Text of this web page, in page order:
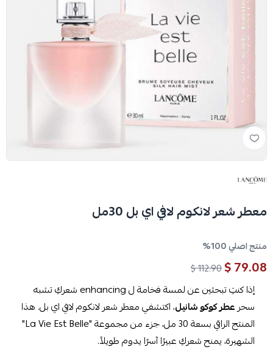
معطر شعر لانكوم لافي اي بل 30مل
منتج اصلي 100%
79.08 $
112.90 $
إذا كنتِ تبحثين عن لمسة فخامة ل enhancing شعركِ تشبه
سحرعطر كوكو شانيل، اكتشفي معطر شعر لانكوم لافي اي بل. هذا
المنتج الراقي بسعة 30 مل، جزء من مجموعة "La Vie Est Belle"
الشهيرة، يمنح شعركِ عبيرًا آسرًا يدوم طويلاً.